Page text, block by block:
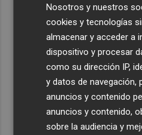
Nosotros y nuestros
cookies y tecnologías
almacenar y acceder a
dispositivo y procesar
como su dirección IP,
y datos de navegación,
anuncios y contenido
anuncios y contenido,
sobre la audiencia y